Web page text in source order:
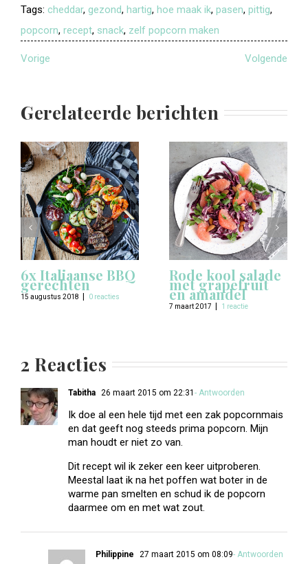
Tags: cheddar, gezond, hartig, hoe maak ik, pasen, pittig,
popcorn, recept, snack, zelf popcorn maken
Vorige Volgende
Gerelateerde berichten
6x Italiaanse BBQ
gerechten
15 augustus 2018 0 reacties
Rode kool salade
met grapefruit
en amandel
7 maart 2017 1 reactie
2 Reacties
Tabitha 26 maart 2015 om 22:31 - Antwoorden
Ik doe al een hele tijd met een zak popcornmais
en dat geeft nog steeds prima popcorn. Mijn
man houdt er niet zo van.
Dit recept wil ik zeker een keer uitproberen.
Meestal laat ik na het poffen wat boter in de
warme pan smelten en schud ik de popcorn
daarmee om en met wat zout.
Philippine 27 maart 2015 om 08:09- Antwoorden